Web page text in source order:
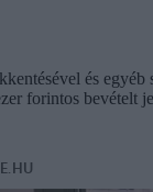
és
forintos